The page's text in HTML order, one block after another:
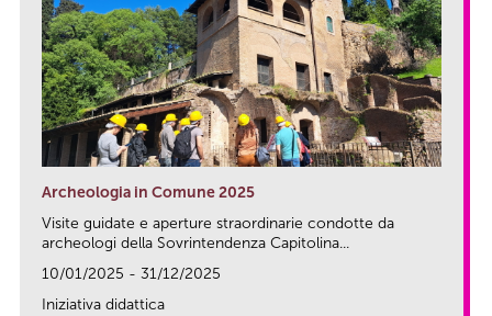
Archeologia in Comune 2025
Visite guidate e aperture straordinarie condotte da
archeologi della Sovrintendenza Capitolina...
10/01/2025 - 31/12/2025
Iniziativa didattica